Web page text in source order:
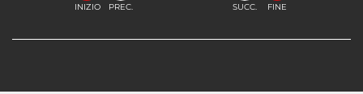
INIZIO PREC. SUCC. FINE